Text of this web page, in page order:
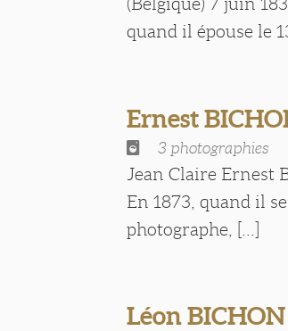
quand il épouse le 13
Ernest
3 photographies
Jean Claire Ernest
En 1873, quand il
photographe, [...]
Léon BICHON